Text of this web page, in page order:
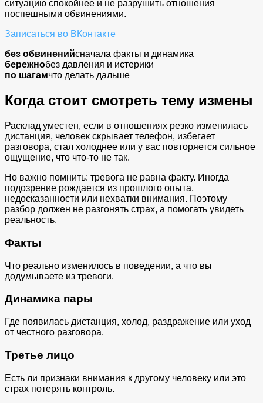
ситуацию спокойнее и не разрушить отношения
поспешными обвинениями.
Записаться во ВКонтакте
без обвиненийсначала факты и динамика
бережнобез давления и истерики
по шагамчто делать дальше
Когда стоит смотреть тему измены
Расклад уместен, если в отношениях резко изменилась
дистанция, человек скрывает телефон, избегает
разговора, стал холоднее или у вас повторяется сильное
ощущение, что что-то не так.
Но важно помнить: тревога не равна факту. Иногда
подозрение рождается из прошлого опыта,
недосказанности или нехватки внимания. Поэтому
разбор должен не разгонять страх, а помогать увидеть
реальность.
Факты
Что реально изменилось в поведении, а что вы
додумываете из тревоги.
Динамика пары
Где появилась дистанция, холод, раздражение или уход
от честного разговора.
Третье лицо
Есть ли признаки внимания к другому человеку или это
страх потерять контроль.